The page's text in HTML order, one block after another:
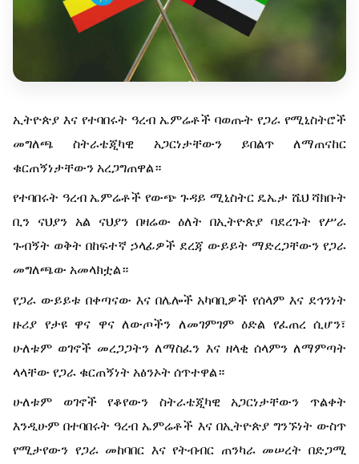
ኢትዮጵያ እና የተባበሩት ዓረብ ኤምሬቶች ባወጡት የጋራ የሚኒስትሮች
መግለጫ ስትራቴጂካዊ አጋርነታቸውን ይበልጥ ለማጠናከር
ቁርጠኝነታቸውን አረጋግጠዋል።
የተባበሩት ዓረብ ኤምሬቶች የውጭ ጉዳይ ሚኒስትር ዴኤታ ሼህ ሻክቡት
ቢን ናህያን አል ናህያን በዛሬው ዕለት በኢትዮጵያ ባደረጉት የሥራ
ጉብኝት ወቅት በከፍተኛ ኃላፊዎች ደረጃ ውይይት ማድረጋቸውን የጋራ
መግለጫው አመላክቷል።
የጋራ ውይይቱ በቀጣናው እና በሌሎች አካባቢዎች የሰላም እና ደኅንነት
ዙሪያ የታዩ ዋና ዋና ለውጦችን ለመገምገም ዕድል የፈጠረ ሲሆን፣
ሁለቱም ወገኖች መረጋጋትን ለማስፈን እና ዘላቂ ሰላምን ለማምጣት
ላላቸው የጋራ ቁርጠኝነት አፅንኦት ሰጥተዋል።
ሁለቱም ወገኖች የቆየውን ስትራቴጂካዊ አጋርነታቸውን ጥልቀት
እንዲሁም በተባበሩት ዓረብ ኤምሬቶች እና በኢትዮጵያ ግንኙነት ውስጥ
የሚታየውን የጋራ መከባበር እና የትብብር ጠንካራ መሠረት በድጋሚ